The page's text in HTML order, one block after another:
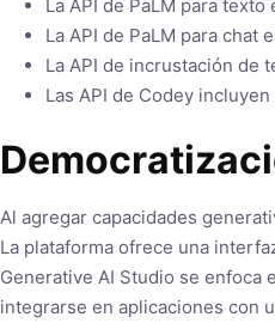
La API de PaLM para
La API de PaLM para chat
La API de incrustación de
Las API de Codey
Al agregar capacidades
La plataforma ofrece una
Generative AI Studio se enfoca
integrarse en aplicaciones con